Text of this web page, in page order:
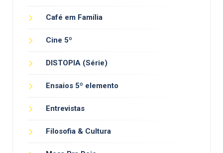
Café em Família
Cine 5º
DISTOPIA (Série)
Ensaios 5º elemento
Entrevistas
Filosofia & Cultura